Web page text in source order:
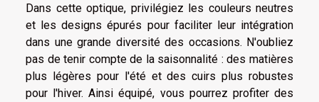
Dans cette optique, privilégiez les couleurs neutres
et les designs épurés pour faciliter leur intégration
dans une grande diversité des occasions. N'oubliez
pas de tenir compte de la saisonnalité : des matières
plus légères pour l'été et des cuirs plus robustes
pour l'hiver. Ainsi équipé, vous pourrez profiter des